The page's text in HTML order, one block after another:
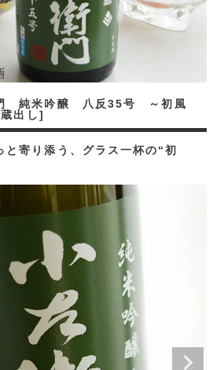
と寄り添う、グラス一杯の“初
純米吟醸 八反35号 ～初風
出し]